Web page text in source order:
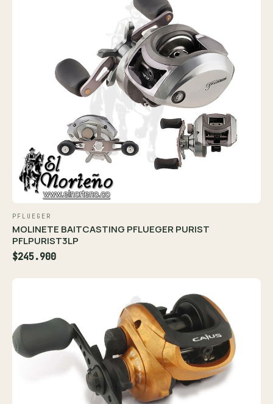
PFLUEGER
MOLINETE BAITCASTING PFLUEGER PURIST
PFLPURIST3LP
$245.900